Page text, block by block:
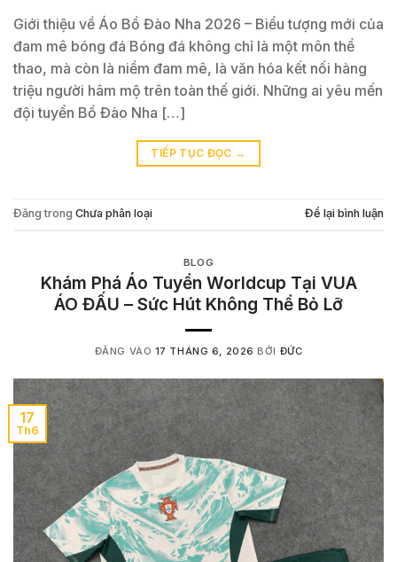
Giới thiệu về Áo Bồ Đào Nha 2026 – Biểu tượng mới của
đam mê bóng đá Bóng đá không chỉ là một môn thể
thao, mà còn là niềm đam mê, là văn hóa kết nối hàng
triệu người hâm mộ trên toàn thế giới. Những ai yêu mến
đội tuyển Bồ Đào Nha […]
TIẾP TỤC ĐỌC →
Đăng trong Chưa phân loại Để lại bình luận
BLOG
Khám Phá Áo Tuyển Worldcup Tại VUA
ÁO ĐẤU – Sức Hút Không Thể Bỏ Lỡ
ĐĂNG VÀO 17 THÁNG 6, 2026 BỞI ĐỨC
17
Th6